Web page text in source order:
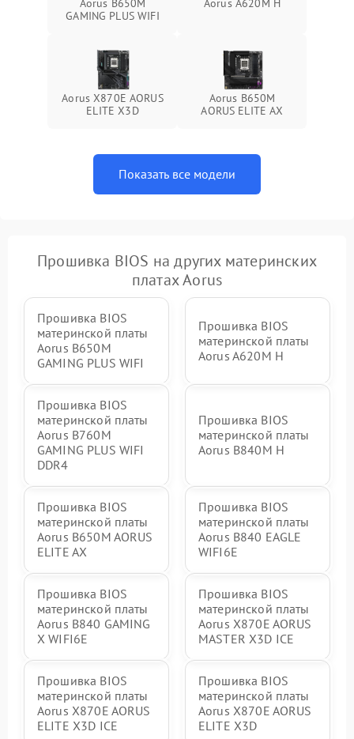
Aorus B650M
GAMING PLUS WIFI
Aorus A620M H
Aorus X870E AORUS
ELITE X3D
Aorus B650M
AORUS ELITE AX
Показать все модели
Прошивка BIOS на других материнских
платах Aorus
Прошивка BIOS
материнской платы
Aorus B650M
GAMING PLUS WIFI
Прошивка BIOS
материнской платы
Aorus A620M H
Прошивка BIOS
материнской платы
Aorus B760M
GAMING PLUS WIFI
DDR4
Прошивка BIOS
материнской платы
Aorus B840M H
Прошивка BIOS
материнской платы
Aorus B650M AORUS
ELITE AX
Прошивка BIOS
материнской платы
Aorus B840 EAGLE
WIFI6E
Прошивка BIOS
материнской платы
Aorus B840 GAMING
X WIFI6E
Прошивка BIOS
материнской платы
Aorus X870E AORUS
MASTER X3D ICE
Прошивка BIOS
материнской платы
Aorus X870E AORUS
ELITE X3D ICE
Прошивка BIOS
материнской платы
Aorus X870E AORUS
ELITE X3D